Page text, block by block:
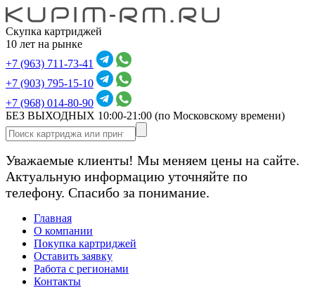
Скупка картриджей
10 лет на рынке
+7 (963) 711-73-41
+7 (903) 795-15-10
+7 (968) 014-80-90
БЕЗ ВЫХОДНЫХ 10:00-21:00 (по Московскому времени)
Уважаемые клиенты! Мы меняем цены на сайте.
Актуальную информацию уточняйте по
телефону. Спасибо за понимание.
Главная
О компании
Покупка картриджей
Оставить заявку
Работа с регионами
Контакты